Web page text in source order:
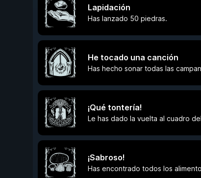
Lapidación
Has lanzado 50 piedras.
He tocado una canción
Has hecho sonar todas las
¡Qué tontería!
Le has dado la vuelta al cuadro
¡Sabroso!
Has encontrado todos los